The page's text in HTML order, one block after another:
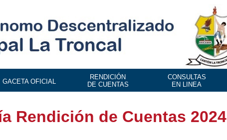
GACETA OFICIAL
RENDICIÓN
DE CUENTAS
CONSULTAS
EN LINEA
Rendición de Cuentas 2024